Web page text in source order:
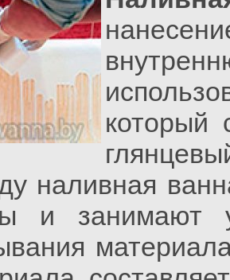
который
наливная
и занимают